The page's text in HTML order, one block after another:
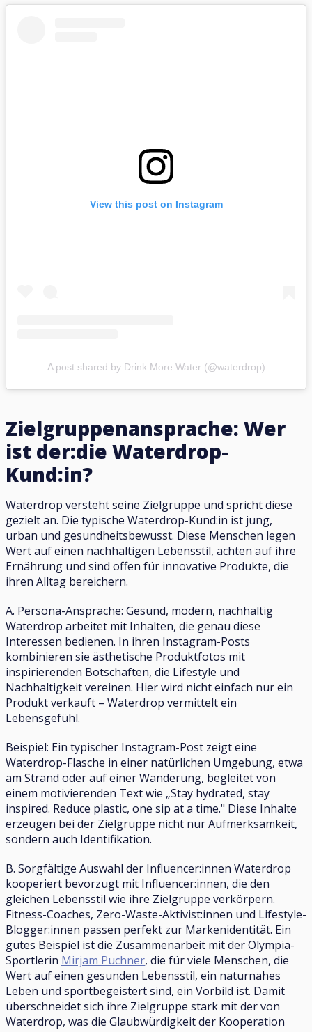
View this post on Instagram
A post shared by Drink More Water (@waterdrop)
Zielgruppenansprache: Wer
ist der:die Waterdrop-
Kund:in?
Waterdrop versteht seine Zielgruppe und spricht diese
gezielt an. Die typische Waterdrop-Kund:in ist jung,
urban und gesundheitsbewusst. Diese Menschen legen
Wert auf einen nachhaltigen Lebensstil, achten auf ihre
Ernährung und sind offen für innovative Produkte, die
ihren Alltag bereichern.
A. Persona-Ansprache: Gesund, modern, nachhaltig
Waterdrop arbeitet mit Inhalten, die genau diese
Interessen bedienen. In ihren Instagram-Posts
kombinieren sie ästhetische Produktfotos mit
inspirierenden Botschaften, die Lifestyle und
Nachhaltigkeit vereinen. Hier wird nicht einfach nur ein
Produkt verkauft – Waterdrop vermittelt ein
Lebensgefühl.
Beispiel: Ein typischer Instagram-Post zeigt eine
Waterdrop-Flasche in einer natürlichen Umgebung, etwa
am Strand oder auf einer Wanderung, begleitet von
einem motivierenden Text wie „Stay hydrated, stay
inspired. Reduce plastic, one sip at a time." Diese Inhalte
erzeugen bei der Zielgruppe nicht nur Aufmerksamkeit,
sondern auch Identifikation.
B. Sorgfältige Auswahl der Influencer:innen Waterdrop
kooperiert bevorzugt mit Influencer:innen, die den
gleichen Lebensstil wie ihre Zielgruppe verkörpern.
Fitness-Coaches, Zero-Waste-Aktivist:innen und Lifestyle-
Blogger:innen passen perfekt zur Markenidentität. Ein
gutes Beispiel ist die Zusammenarbeit mit der Olympia-
Sportlerin Mirjam Puchner, die für viele Menschen, die
Wert auf einen gesunden Lebensstil, ein naturnahes
Leben und sportbegeistert sind, ein Vorbild ist. Damit
überschneidet sich ihre Zielgruppe stark mit der von
Waterdrop, was die Glaubwürdigkeit der Kooperation